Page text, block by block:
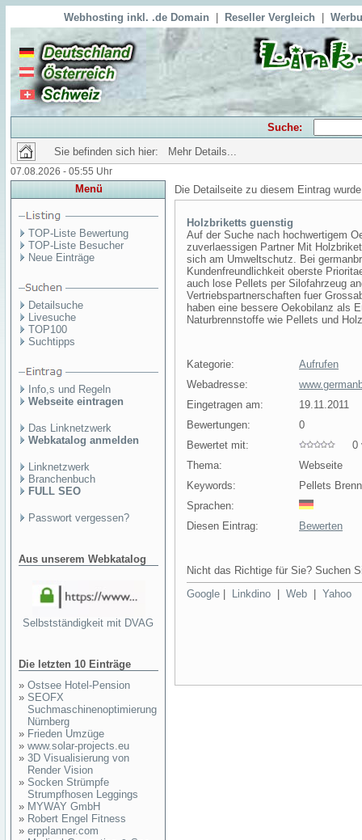
Webhosting inkl. .de Domain Reseller Vergleich
Suche:
Sie befinden sich hier: Mehr Details...
07.08.2026 - 05:55 Uhr
Menü
TOP-Liste Bewertung
TOP-Liste Besucher
Neue Einträge
Detailsuche
Livesuche
TOP100
Suchtipps
Info,s und Regeln
Webseite eintragen
Das Linknetzwerk
Webkatalog anmelden
Linknetzwerk
Branchenbuch
FULL SEO
Passwort vergessen?
Aus unserem Webkatalog
Selbstständigkeit mit DVAG
Die letzten 10 Einträge
» Ostsee Hotel-Pension
» SEOFX
Suchmaschinenoptimierung
Nürnberg
» Frieden Umzüge
» www.solar-projects.eu
» 3D Visualisierung von
Render Vision
» Socken Strümpfe
Strumpfhosen Leggings
» MYWAY GmbH
» Robert Engel Fitness
» erpplanner.com
Die Detailseite zu diesem Eintrag
Holzbriketts guenstig
Auf der Suche nach hochwertigem
zuverlaessigen Partner Mit
sich am Umweltschutz. Bei
Kundenfreundlichkeit oberste
auch lose Pellets per Silofahrzeug
Vertriebspartnerschaften fuer
haben eine bessere Oekobilanz als
Naturbrennstoffe wie Pellets und
Kategorie:
Aufrufen
Webadresse:
Eingetragen am:
19.11.2011
Bewertungen:
0
Bewertet mit:
0
Thema:
Webseite
Keywords:
Pellets
Sprachen:
Diesen Eintrag:
Bewerten
Nicht das Richtige für Sie? Suchen
Google
Linkdino Web Yahoo